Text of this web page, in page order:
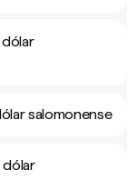
salomonense